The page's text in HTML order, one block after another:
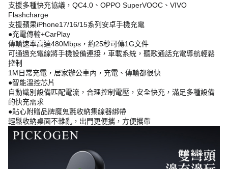
支援多種快充協議，QC4.0、OPPO SuperVOOC、VIVO
Flashcharge
支援蘋果iPhone17/16/15系列安卓手機充電
●充電傳輸+CarPlay
傳輸速率高達480Mbps，約25秒可傳1G文件
可通過充電線將手機設備連接，車載系統，聽歌通話充電導航輕鬆
控制
1M日常充電，居家辦公車內，充電、傳輸都很快
●智能溫控芯片
自動識別設備匹配電流，合理控制電壓，安全快充，滿足多種設備
的快充需求
●貼心附贈品牌魔鬼氈收納集線器綁帶
輕鬆收納桌面不雜亂，出門更便攜，方便攜帶